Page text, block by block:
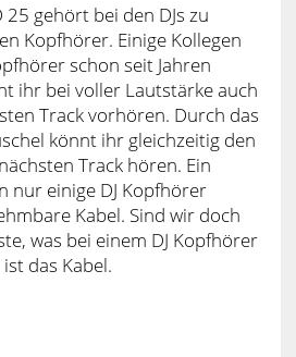
gehört bei den DJs zu
Kopfhörer. Einige Kollegen
schon seit Jahren
ihr bei voller Lautstärke auch
Track vorhören. Durch das
könnt ihr gleichzeitig den
Track hören. Ein
nur einige DJ Kopfhörer
Kabel. Sind wir doch
was bei einem DJ Kopfhörer
das Kabel.